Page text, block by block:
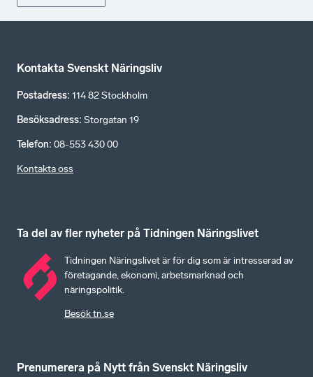
Kontakta Svenskt Näringsliv
Postadress: 114 82 Stockholm
Besöksadress: Storgatan 19
Telefon: 08-553 430 00
Kontakta oss
Ta del av fler nyheter på Tidningen Näringslivet
Tidningen Näringslivet är för dig som är intresserad av
företagande, ekonomi, arbetsmarknad och
näringspolitik.
Besök tn.se
Prenumerera på Nytt från Svenskt Näringsliv